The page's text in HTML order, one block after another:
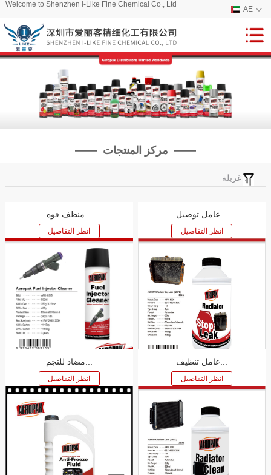
Welcome to Shenzhen i-Like Fine Chemical Co., Ltd
AE
—— مركز المنتجات ——
غربلة：
منظف ​​فوه... عامل توصيل...
مضاد للتجم... عامل تنظيف...